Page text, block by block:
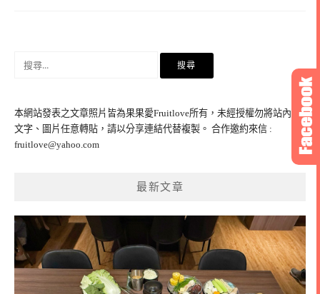
字:
本網站發表之文章照片皆為果果愛Fruitlove所有，未經授權勿將站內之
文字、圖片任意轉貼，請以分享連結代替複製。 合作邀約來信 :
fruitlove@yahoo.com
最新文章